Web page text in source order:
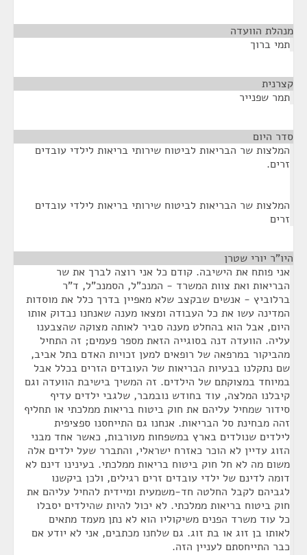
מנהלת הוועדה
תמי ברוך
קצרנית
תמר שפנייר
סדר היום
המלצות שר הבריאות לביטוח שירותי בריאות לילדי עובדים
זרים.
המלצות שר הבריאות לביטוח שירותי בריאות לילדי עובדים
זרים
היו"ר יורי שטרן
אני פותח את הישיבה. קודם כל אני רוצה לברך את שר
הבריאות ואת צוות המשרד - המנכ"ל, הסמנכ"ל, ד"ר
ברלוביץ - אנשים שבקצב שלא מאפיין בדרך כלל את מוסדות
המדינה עשו את כל העבודה ומצאו מענה שאנחנו נבדוק אותו
היום, אבל הוא בהחלט מענה סביר לאותה מצוקה שהצבענו
עליה. הוועדה דנה בסוגייה הזאת מספר פעמים; זה התחיל
מהביקור במרפאה של רופאים למען זכויות האדם בתל אביב,
שם נתקלנו בבעיות הבריאות של העובדים הזרים בכלל אבל
במיוחד במצוקתם של הילדים. זה המשיך בישיבת הוועדה וגם
קיבלנו המלצה, עוד בחודש נובמבר, שלגבי ילדים עדיף
סידור שמחיל עליהם את חוק ביטוח בריאות ממלכתי או תחליף
זהה מבחינת סל הבריאות. אנחנו גם התייחסנו ספציפית
לילדים שנולדים בארץ במשפחות מעורבות, כאשר אחד מבני
הזוג עדיין לא הוכר כאזרח ישראלי, והתברר שעל ילדים אלה
משום מה לא חל חוק ביטוח בריאות ממלכתי. בעינינו דינם לא
דומה לדינם של ילדי עובדים זרים רגילים, ולכן ביקשנו
לגביהם לקבל החלטה חד-משמעית ומיידית להחיל עליהם את
חוק ביטוח בריאות ממלכתי. לא יכול להיות שהילדים יסבלו
כל עוד משרד הפנים משיקוליו הוא לא נתן מעמד מתאים
לאותו בן זוג או בת זוג. גם שלחנו מכתבים, אני לא יודע אם
כבר התייחסתם לעניין הזה.